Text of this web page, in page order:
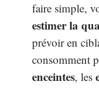
faire simple,
estimer la
prévoir en
consomment
enceintes, les